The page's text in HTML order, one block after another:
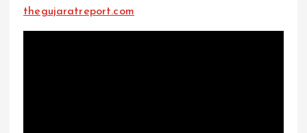
thegujaratreport.com